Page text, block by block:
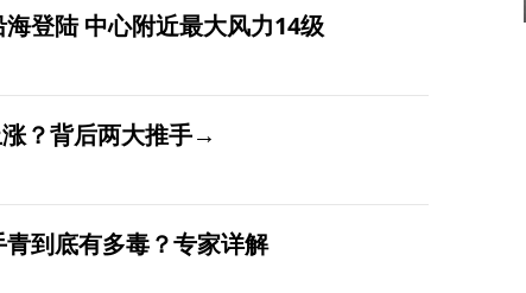
登陆 中心附近最大风力14级
？背后两大推手→
到底有多毒？专家详解